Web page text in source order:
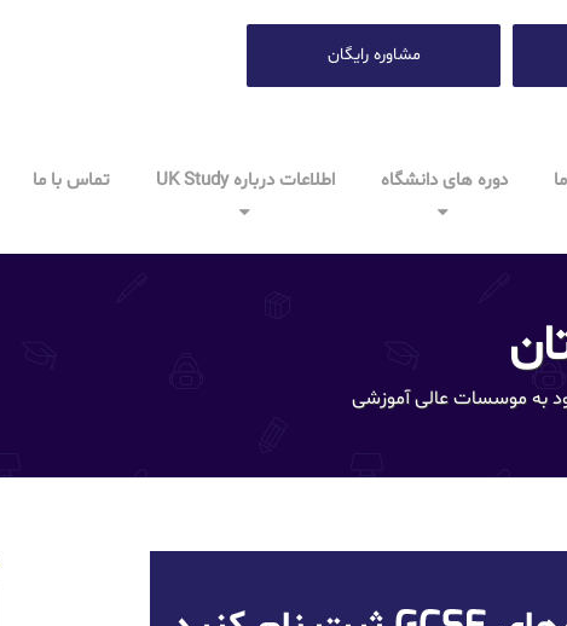
مشاوره رایگان
دوره های دانشگاه اطلاعات درباره UK Study تماس با ما